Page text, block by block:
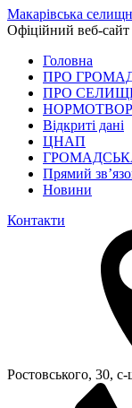
Макарівська
Офіційний веб-сайт
Головна
ПРО
ПРО
Відкриті дані
ЦНАП
Прямий
Новини
Контакти
Ростовського, 30,